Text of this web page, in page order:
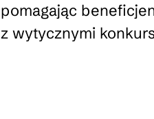
pomagając
z wytycznymi